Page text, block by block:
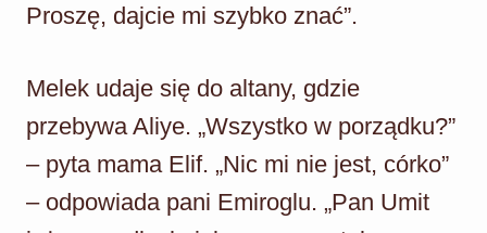
Proszę, dajcie mi szybko znać”.
Melek udaje się do altany, gdzie
przebywa Aliye. „Wszystko w porządku?”
– pyta mama Elif. „Nic mi nie jest, córko”
– odpowiada pani Emiroglu. „Pan Umit